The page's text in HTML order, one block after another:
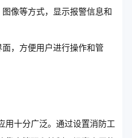
像等方式，显示报警信息和
，方便用户进行操作和管
用十分广泛。通过设置消防工